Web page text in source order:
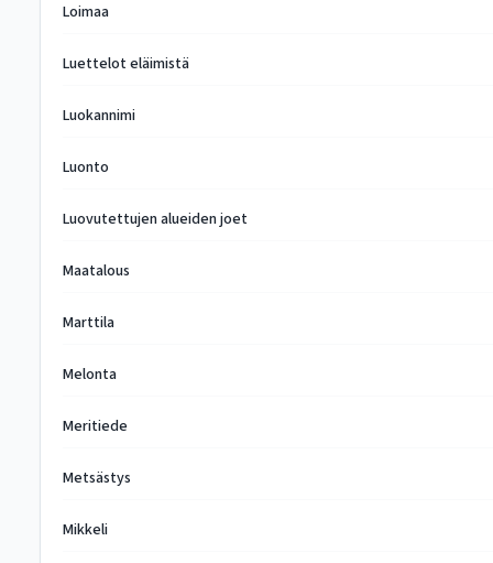
Loimaa
Luettelot eläimistä
Luokannimi
Luonto
Luovutettujen alueiden joet
Maatalous
Marttila
Melonta
Meritiede
Metsästys
Mikkeli